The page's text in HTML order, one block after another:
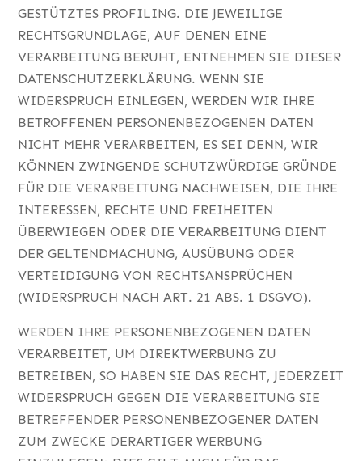
GESTÜTZTES PROFILING. DIE JEWEILIGE
RECHTSGRUNDLAGE, AUF DENEN EINE
VERARBEITUNG BERUHT, ENTNEHMEN SIE DIESER
DATENSCHUTZERKLÄRUNG. WENN SIE
WIDERSPRUCH EINLEGEN, WERDEN WIR IHRE
BETROFFENEN PERSONENBEZOGENEN DATEN
NICHT MEHR VERARBEITEN, ES SEI DENN, WIR
KÖNNEN ZWINGENDE SCHUTZWÜRDIGE GRÜNDE
FÜR DIE VERARBEITUNG NACHWEISEN, DIE IHRE
INTERESSEN, RECHTE UND FREIHEITEN
ÜBERWIEGEN ODER DIE VERARBEITUNG DIENT
DER GELTENDMACHUNG, AUSÜBUNG ODER
VERTEIDIGUNG VON RECHTSANSPRÜCHEN
(WIDERSPRUCH NACH ART. 21 ABS. 1 DSGVO).
WERDEN IHRE PERSONENBEZOGENEN DATEN
VERARBEITET, UM DIREKTWERBUNG ZU
BETREIBEN, SO HABEN SIE DAS RECHT, JEDERZEIT
WIDERSPRUCH GEGEN DIE VERARBEITUNG SIE
BETREFFENDER PERSONENBEZOGENER DATEN
ZUM ZWECKE DERARTIGER WERBUNG